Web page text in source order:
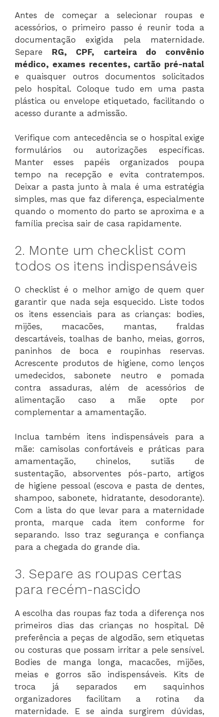
Antes de começar a selecionar roupas e
acessórios, o primeiro passo é reunir toda a
documentação exigida pela maternidade.
Separe RG, CPF, carteira do convênio
médico, exames recentes, cartão pré-natal
e quaisquer outros documentos solicitados
pelo hospital. Coloque tudo em uma pasta
plástica ou envelope etiquetado, facilitando o
acesso durante a admissão.
Verifique com antecedência se o hospital exige
formulários ou autorizações específicas.
Manter esses papéis organizados poupa
tempo na recepção e evita contratempos.
Deixar a pasta junto à mala é uma estratégia
simples, mas que faz diferença, especialmente
quando o momento do parto se aproxima e a
família precisa sair de casa rapidamente.
2. Monte um checklist com
todos os itens indispensáveis
O checklist é o melhor amigo de quem quer
garantir que nada seja esquecido. Liste todos
os itens essenciais para as crianças: bodies,
mijões, macacões, mantas, fraldas
descartáveis, toalhas de banho, meias, gorros,
paninhos de boca e roupinhas reservas.
Acrescente produtos de higiene, como lenços
umedecidos, sabonete neutro e pomada
contra assaduras, além de acessórios de
alimentação caso a mãe opte por
complementar a amamentação.
Inclua também itens indispensáveis para a
mãe: camisolas confortáveis e práticas para
amamentação, chinelos, sutiãs de
sustentação, absorventes pós-parto, artigos
de higiene pessoal (escova e pasta de dentes,
shampoo, sabonete, hidratante, desodorante).
Com a lista do que levar para a maternidade
pronta, marque cada item conforme for
separando. Isso traz segurança e confiança
para a chegada do grande dia.
3. Separe as roupas certas
para recém-nascido
A escolha das roupas faz toda a diferença nos
primeiros dias das crianças no hospital. Dê
preferência a peças de algodão, sem etiquetas
ou costuras que possam irritar a pele sensível.
Bodies de manga longa, macacões, mijões,
meias e gorros são indispensáveis. Kits de
troca já separados em saquinhos
organizadores facilitam a rotina da
maternidade. E se ainda surgirem dúvidas,